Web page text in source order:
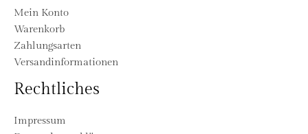
Mein Konto
Warenkorb
Zahlungsarten
Versandinformationen
Rechtliches
Impressum